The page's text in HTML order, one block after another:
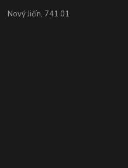
Nový Jičín, 741 01